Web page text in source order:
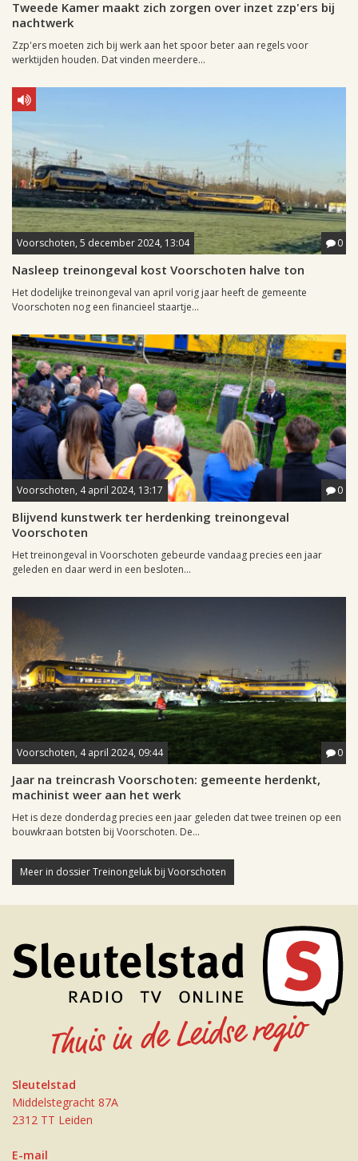
Tweede Kamer maakt zich zorgen over inzet zzp'ers bij
nachtwerk
Zzp'ers moeten zich bij werk aan het spoor beter aan regels voor
werktijden houden. Dat vinden meerdere...
Voorschoten, 5 december 2024, 13:04 0
Nasleep treinongeval kost Voorschoten halve ton
Het dodelijke treinongeval van april vorig jaar heeft de gemeente
Voorschoten nog een financieel staartje...
Voorschoten, 4 april 2024, 13:17 0
Blijvend kunstwerk ter herdenking treinongeval
Voorschoten
Het treinongeval in Voorschoten gebeurde vandaag precies een jaar
geleden en daar werd in een besloten...
Voorschoten, 4 april 2024, 09:44 0
Jaar na treincrash Voorschoten: gemeente herdenkt,
machinist weer aan het werk
Het is deze donderdag precies een jaar geleden dat twee treinen op een
bouwkraan botsten bij Voorschoten. De...
Meer in dossier Treinongeluk bij Voorschoten
Sleutelstad
Middelstegracht 87A
2312 TT Leiden
E-mail